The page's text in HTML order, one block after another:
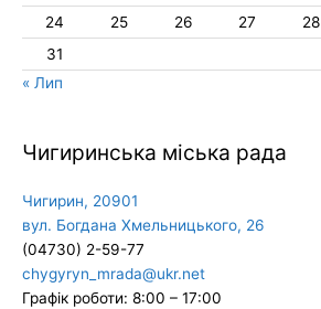
24
25 26 27 28
31
« Лип
Чигиринська міська рада
Чигирин, 20901
вул. Богдана Хмельницького, 26
(04730) 2-59-77
chygyryn_mrada@ukr.net
Графік роботи: 8:00 – 17:00